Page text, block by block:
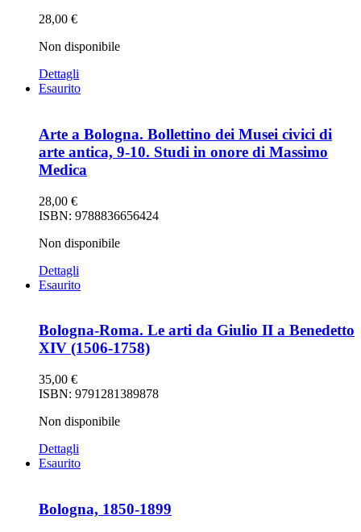
28,00 €
Non disponibile
Dettagli
Esaurito
Arte a Bologna. Bollettino dei Musei civici di
arte antica, 9-10. Studi in onore di Massimo
Medica
28,00 €
ISBN: 9788836656424
Non disponibile
Dettagli
Esaurito
Bologna-Roma. Le arti da Giulio II a Benedetto
XIV (1506-1758)
35,00 €
ISBN: 9791281389878
Non disponibile
Dettagli
Esaurito
Bologna, 1850-1899